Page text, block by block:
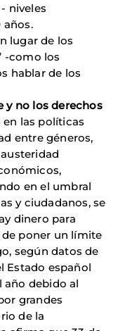
niveles
años.
lugar de los
-como los
hablar de los
y no los derechos
las políticas
entre géneros,
en el umbral
y ciudadanos, se
dinero para
poner un límite
según datos de
Estado español
año debido al
grandes
de la